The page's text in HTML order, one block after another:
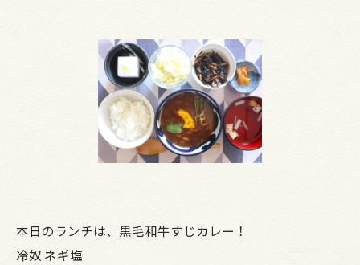
本日のランチは、黒毛和牛すじカレー！
冷奴 ネギ塩